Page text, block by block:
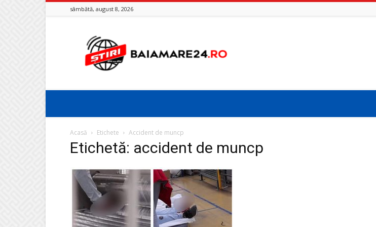
sâmbătă, august 8, 2026
Baia
Mare
24
Acasă Etichete Accident de muncp
Etichetă: accident de muncp